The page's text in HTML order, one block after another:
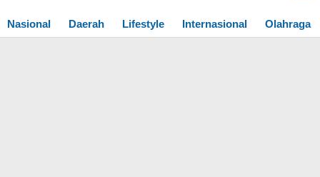
Nasional
Daerah Lifestyle Internasional Olahraga